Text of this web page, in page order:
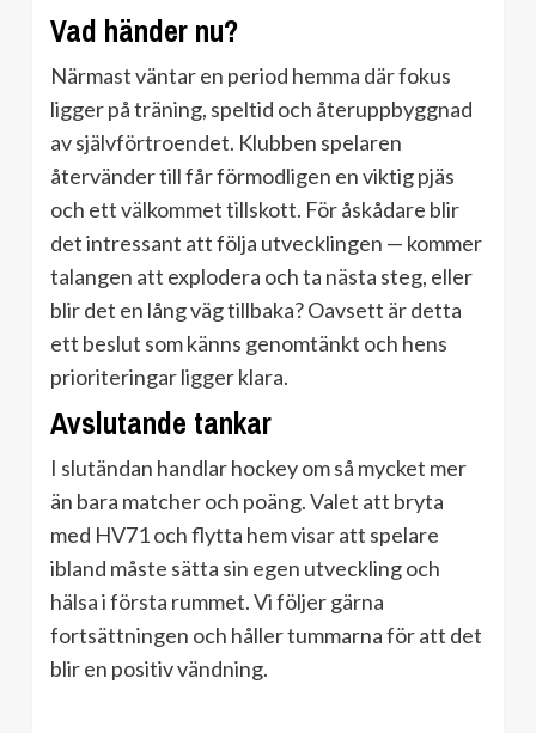
Vad händer nu?
Närmast väntar en period hemma där fokus
ligger på träning, speltid och återuppbyggnad
av självförtroendet. Klubben spelaren
återvänder till får förmodligen en viktig pjäs
och ett välkommet tillskott. För åskådare blir
det intressant att följa utvecklingen — kommer
talangen att explodera och ta nästa steg, eller
blir det en lång väg tillbaka? Oavsett är detta
ett beslut som känns genomtänkt och hens
prioriteringar ligger klara.
Avslutande tankar
I slutändan handlar hockey om så mycket mer
än bara matcher och poäng. Valet att bryta
med HV71 och flytta hem visar att spelare
ibland måste sätta sin egen utveckling och
hälsa i första rummet. Vi följer gärna
fortsättningen och håller tummarna för att det
blir en positiv vändning.